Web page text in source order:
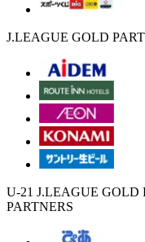
J.LEAGUE GOLD
U-21 J.LEAGUE GOLD
PARTNERS